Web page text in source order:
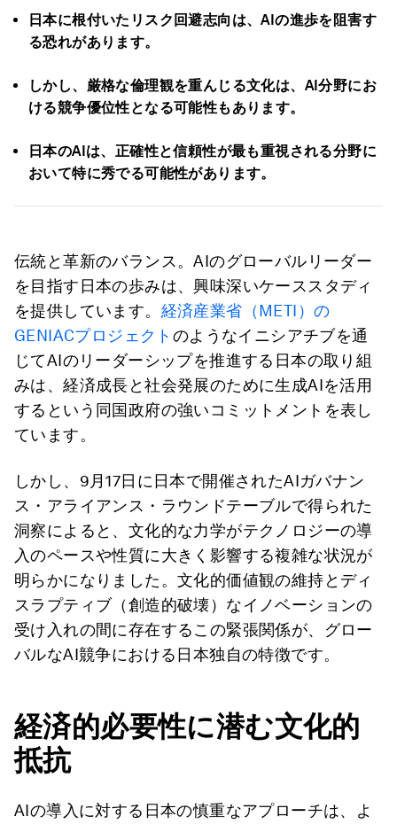
日本に根付いたリスク回避志向は、AIの進歩を阻害す
る恐れがあります。
しかし、厳格な倫理観を重んじる文化は、AI分野にお
ける競争優位性となる可能性もあります。
日本のAIは、正確性と信頼性が最も重視される分野に
おいて特に秀でる可能性があります。
伝統と革新のバランス。AIのグローバルリーダー
を目指す日本の歩みは、興味深いケーススタディ
を提供しています。 経済産業省（METI）の
GENIACプロジェクト のようなイニシアチブを通
じてAIのリーダーシップを推進する日本の取り組
みは、経済成長と社会発展のために生成AIを活用
するという同国政府の強いコミットメントを表し
ています。
しかし、9月17日に日本で開催されたAIガバナン
ス・アライアンス・ラウンドテーブルで得られた
洞察によると、文化的な力学がテクノロジーの導
入のペースや性質に大きく影響する複雑な状況が
明らかになりました。文化的価値観の維持とディ
スラプティブ（創造的破壊）なイノベーションの
受け入れの間に存在するこの緊張関係が、グロー
バルなAI競争における日本独自の特徴です。
経済的必要性に潜む文化的
抵抗
AIの導入に対する日本の慎重なアプローチは、よ